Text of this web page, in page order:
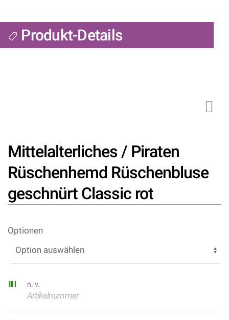
Produkt-Details
Mittelalterliches / Piraten
Rüschenhemd Rüschenbluse
geschnürt Classic rot
Optionen
n. v.
Artikelnummer